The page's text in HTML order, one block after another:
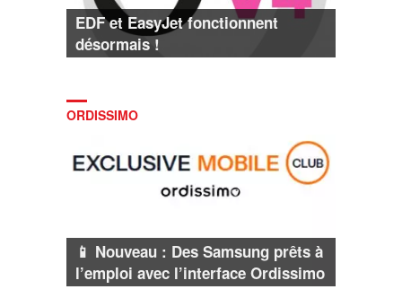
EDF et EasyJet fonctionnent
désormais !
ORDISSIMO
📱 Nouveau : Des Samsung prêts à
l’emploi avec l’interface Ordissimo